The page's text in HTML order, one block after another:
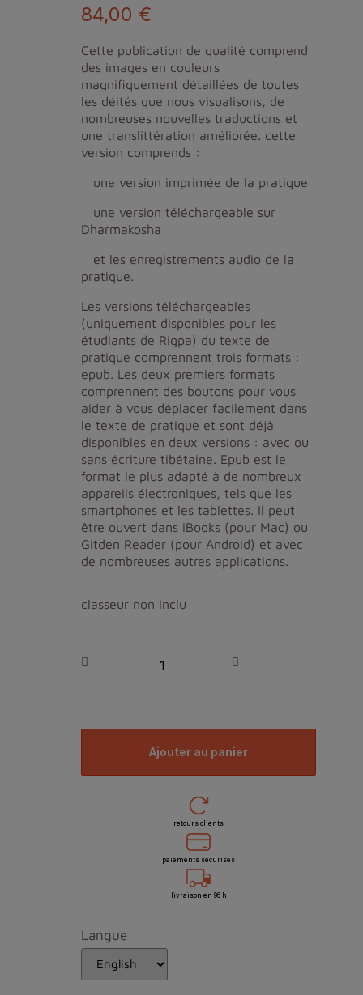
84,00 €
Cette publication de qualité comprend
des images en couleurs
magnifiquement détaillées de toutes
les déités que nous visualisons, de
nombreuses nouvelles traductions et
une translittération améliorée. cette
version comprends :
une version imprimée de la pratique
une version téléchargeable sur
Dharmakosha
et les enregistrements audio de la
pratique.
Les versions téléchargeables
(uniquement disponibles pour les
étudiants de Rigpa) du texte de
pratique comprennent trois formats :
epub. Les deux premiers formats
comprennent des boutons pour vous
aider à vous déplacer facilement dans
le texte de pratique et sont déjà
disponibles en deux versions : avec ou
sans écriture tibétaine. Epub est le
format le plus adapté à de nombreux
appareils électroniques, tels que les
smartphones et les tablettes. Il peut
être ouvert dans iBooks (pour Mac) ou
Gitden Reader (pour Android) et avec
de nombreuses autres applications.
classeur non inclu
ajouter au panier
retours clients
paiements securises
livraison en 96 h
Langue